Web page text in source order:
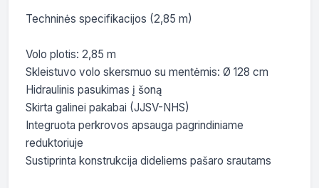
Techninės specifikacijos (2,85 m)
Volo plotis: 2,85 m
Skleistuvo volo skersmuo su mentėmis: Ø 128 cm
Hidraulinis pasukimas į šoną
Skirta galinei pakabai (JJSV-NHS)
Integruota perkrovos apsauga pagrindiniame
reduktoriuje
Sustiprinta konstrukcija dideliems pašaro srautams